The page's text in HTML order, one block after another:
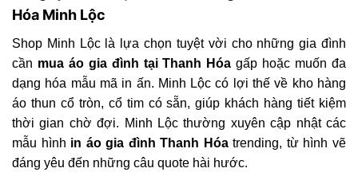
Hóa Minh Lộc
Shop Minh Lộc là lựa chọn tuyệt vời cho những gia đình
cần mua áo gia đình tại Thanh Hóa gấp hoặc muốn đa
dạng hóa mẫu mã in ấn. Minh Lộc có lợi thế về kho hàng
áo thun cổ tròn, cổ tim có sẵn, giúp khách hàng tiết kiệm
thời gian chờ đợi. Minh Lộc thường xuyên cập nhật các
mẫu hình in áo gia đình Thanh Hóatrending, từ hình vẽ
đáng yêu đến những câu quote hài hước.